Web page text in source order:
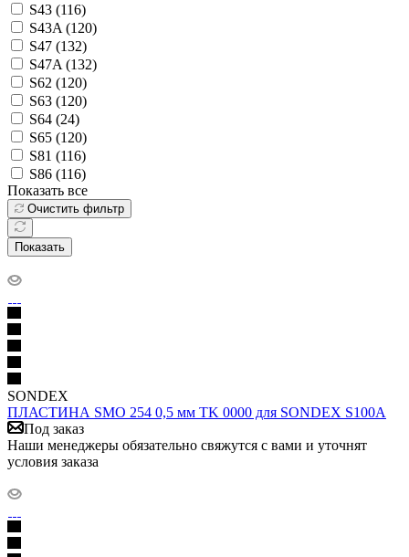
S43 (116)
S43A (120)
S47 (132)
S47A (132)
S62 (120)
S63 (120)
S64 (24)
S65 (120)
S81 (116)
S86 (116)
Показать все
Очистить фильтр
Показать
SONDEX
ПЛАСТИНА SMO 254 0,5 мм TK 0000 для SONDEX S100A
Под заказ
Наши менеджеры обязательно свяжутся с вами и уточнят
условия заказа